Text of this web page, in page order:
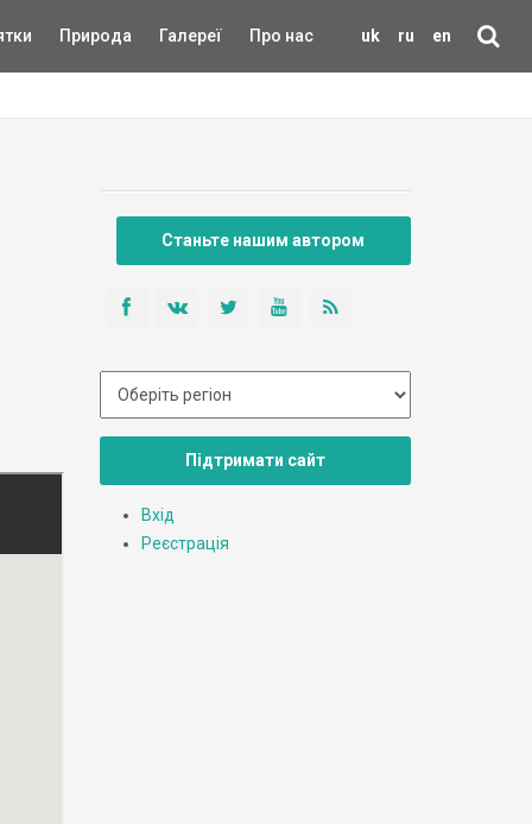
uk ru en
Природа Галереї Про нас
Станьте нашим автором
Підтримати сайт
Вхід
Реєстрація